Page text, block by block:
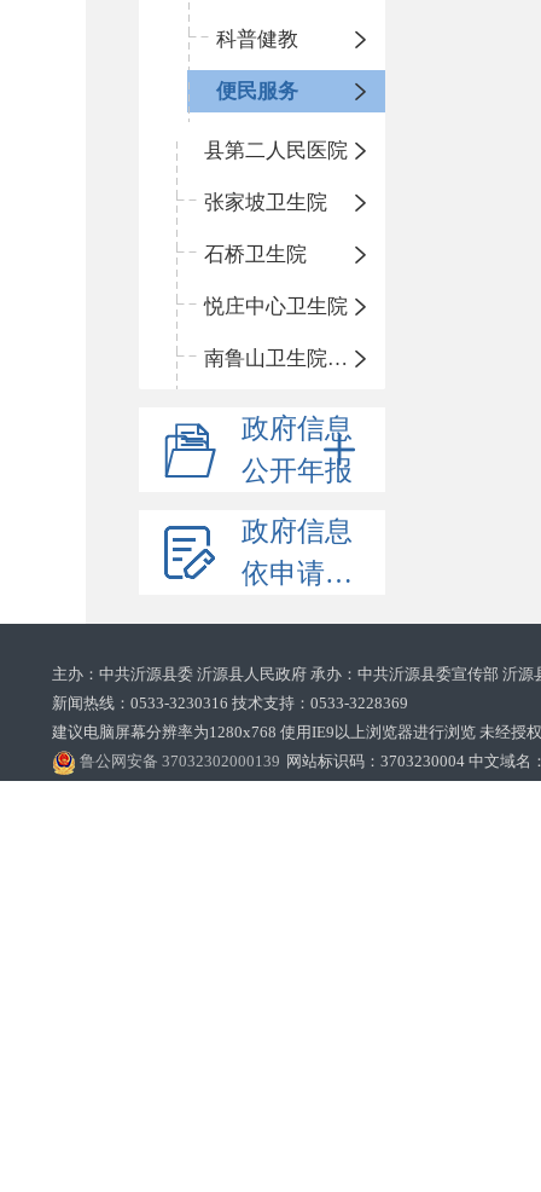
科普健教
便民服务
县第二人民医院
张家坡卫生院
石桥卫生院
悦庄中心卫生院
南鲁山卫生院三岔分院
政府信息
公开年报
政府信息
依申请公开
主办：中共沂源县委 沂源县人民政府 承办：中共沂源县委宣传部 沂
新闻热线：0533-3230316 技术支持：0533-3228369‌‌
建议电脑屏幕分辨率为1280x768 使用IE9以上浏览器进行浏览 未经授
鲁公网安备 37032302000139 网站标识码：3703230004 中文域名